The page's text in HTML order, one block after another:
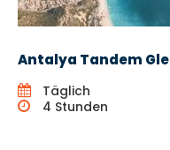
Antalya Tandem
Täglich
4 Stunden